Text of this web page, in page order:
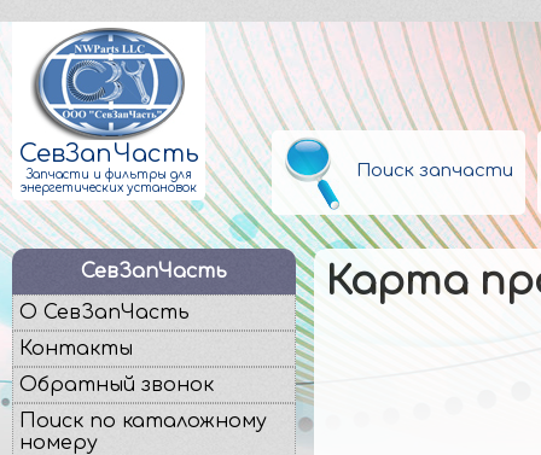
СевЗапЧасть
Запчасти и фильтры для
энергетических установок
Поиск запчасти
СевЗапЧасть
О СевЗапЧасть
Контакты
Обратный звонок
Поиск по каталожному
номеру
Карта